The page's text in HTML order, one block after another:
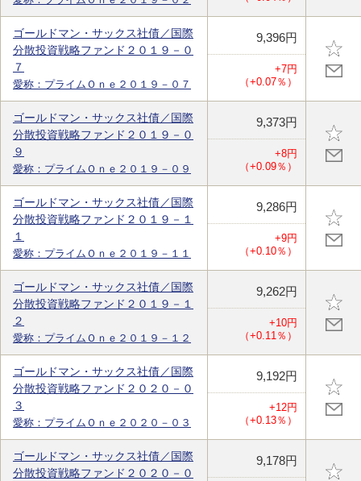
ゴールドマン・サックス社債／国際
分散投資戦略ファンド２０１９－０
７
愛称：プライムＯｎｅ２０１９－０７
9,396円
+7円
（+0.07％）
ゴールドマン・サックス社債／国際
分散投資戦略ファンド２０１９－０
９
愛称：プライムＯｎｅ２０１９－０９
9,373円
+8円
（+0.09％）
ゴールドマン・サックス社債／国際
分散投資戦略ファンド２０１９－１
１
愛称：プライムＯｎｅ２０１９－１１
9,286円
+9円
（+0.10％）
ゴールドマン・サックス社債／国際
分散投資戦略ファンド２０１９－１
２
愛称：プライムＯｎｅ２０１９－１２
9,262円
+10円
（+0.11％）
ゴールドマン・サックス社債／国際
分散投資戦略ファンド２０２０－０
３
愛称：プライムＯｎｅ２０２０－０３
9,192円
+12円
（+0.13％）
ゴールドマン・サックス社債／国際
分散投資戦略ファンド２０２０－０
9,178円